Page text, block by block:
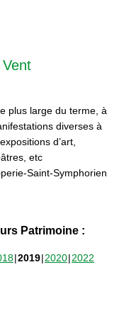
plus large du terme, à
diverses à
d’art,
etc
Saint-Symphorien
Patrimoine :
2019 2020 2022